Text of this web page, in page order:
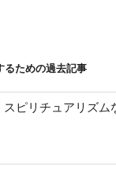
るための過去記事
スピリチュアリズム